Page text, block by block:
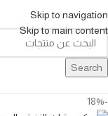
Skip to navigation
Skip to main content
Search
-18%